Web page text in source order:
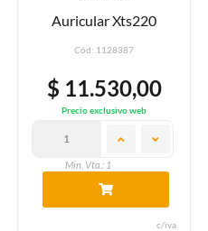
Auricular Xts220
Cód: 1128387
$ 11.530,00
Precio exclusivo web
Min. Vta.: 1
c/iva